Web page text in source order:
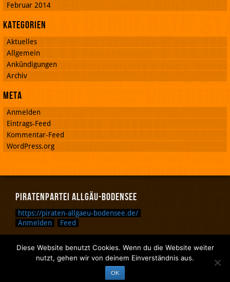
Februar 2014
Kategorien
Aktuelles
Allgemein
Ankündigungen
Archiv
Meta
Anmelden
Eintrags-Feed
Kommentar-Feed
WordPress.org
Piratenpartei Allgäu-Bodensee
https://piraten-allgaeu-bodensee.de/
Anmelden
Feed
Zurück nach oben.
Zurück zum Anfang des Textes.
Zurück zur Sucheingabe.
Diese Website benutzt Cookies. Wenn du die Website weiter
nutzt, gehen wir von deinem Einverständnis aus.
OK